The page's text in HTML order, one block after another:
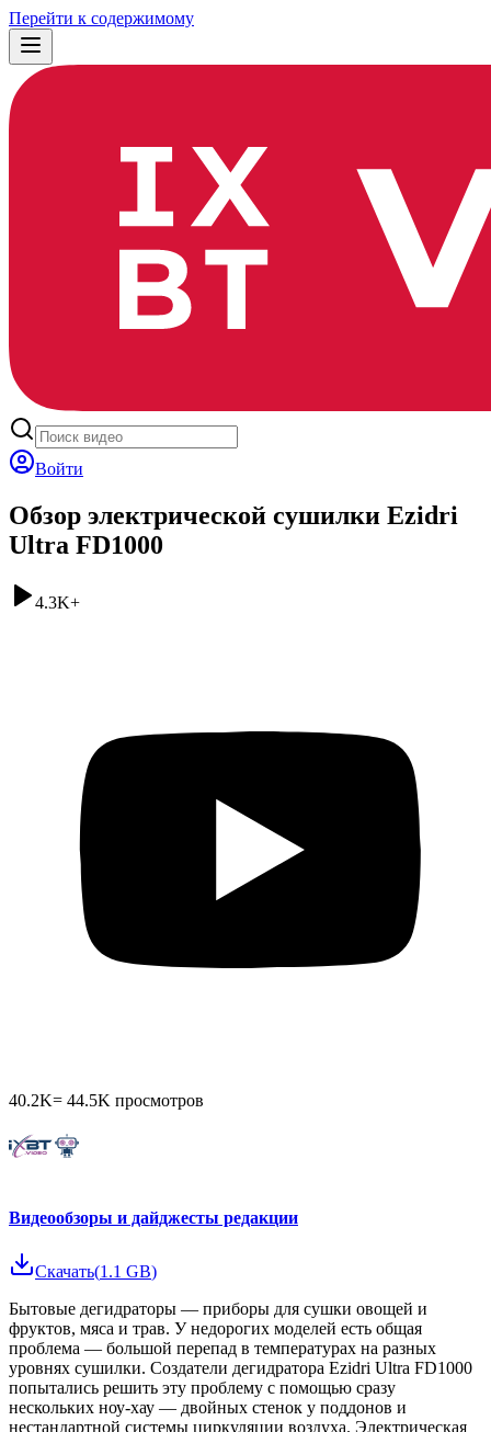
Перейти к содержимому
Войти
Обзор электрической сушилки Ezidri
Ultra FD1000
4.3K+
40.2K= 44.5K просмотров
Видеообзоры и дайджесты редакции
Скачать(1.1 GB)
Бытовые дегидраторы — приборы для сушки овощей и
фруктов, мяса и трав. У недорогих моделей есть общая
проблема — большой перепад в температурах на разных
уровнях сушилки. Создатели дегидратора Ezidri Ultra FD1000
попытались решить эту проблему с помощью сразу
нескольких ноу-хау — двойных стенок у поддонов и
нестандартной системы циркуляции воздуха. Электрическая